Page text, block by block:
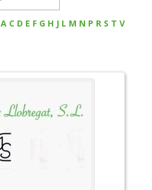
A C D E F G H J L M N P R S T V